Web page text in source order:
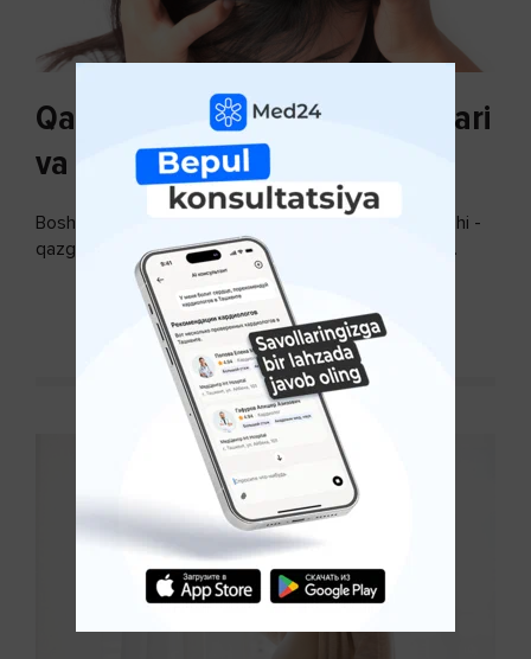
Qazg'oq paydo bo'lishi sabablari
va uni davolash
Bosh terisidagi mayda yoki katta teri bo’laklari ajralishi -
qazg’oq deyiladi. Ular katta miqdorda bo’lsa, kiyim-
kechakka tushib, yoqimsiz...
DAVOMINI O'QISH